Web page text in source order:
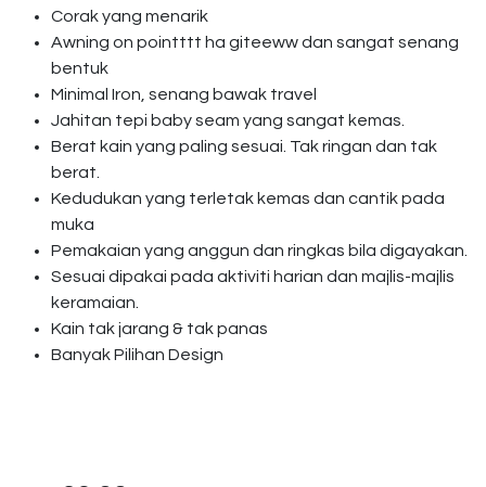
Corak yang menarik
Awning on pointttt ha giteeww dan sangat senang
bentuk
Minimal Iron, senang bawak travel
Jahitan tepi baby seam yang sangat kemas.
Berat kain yang paling sesuai. Tak ringan dan tak
berat.
Kedudukan yang terletak kemas dan cantik pada
muka
Pemakaian yang anggun dan ringkas bila digayakan.
Sesuai dipakai pada aktiviti harian dan majlis-majlis
keramaian.
Kain tak jarang & tak panas
Banyak Pilihan Design